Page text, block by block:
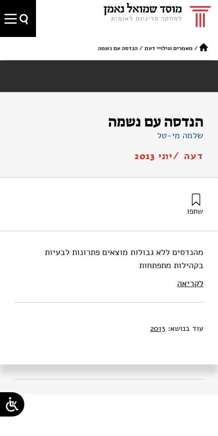
/ מאמרים וגילויי דעת /הנדסה עם נשמה
הנדסה עם נשמה
שלמה מי-טל
דעה /יוני 2013
שתפו
מהנדסים ללא גבולות מוצאים פתרונות לבעיות
בקהילות מתפתחות
לקריאה
עוד בנושא: 2013